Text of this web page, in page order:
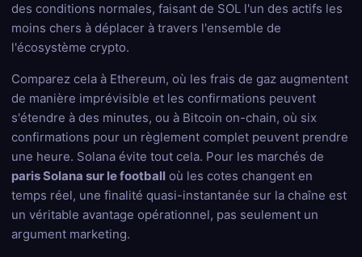
des conditions normales, faisant de SOL l'un des actifs les
moins chers à déplacer à travers l'ensemble de
l'écosystème crypto.
Comparez cela à Ethereum, où les frais de gaz augmentent
de manière imprévisible et les confirmations peuvent
s'étendre à des minutes, ou à Bitcoin on-chain, où six
confirmations pour un règlement complet peuvent prendre
une heure. Solana évite tout cela. Pour les marchés de
paris Solana sur le football où les cotes changent en
temps réel, une finalité quasi-instantanée sur la chaîne est
un véritable avantage opérationnel, pas seulement un
argument marketing.